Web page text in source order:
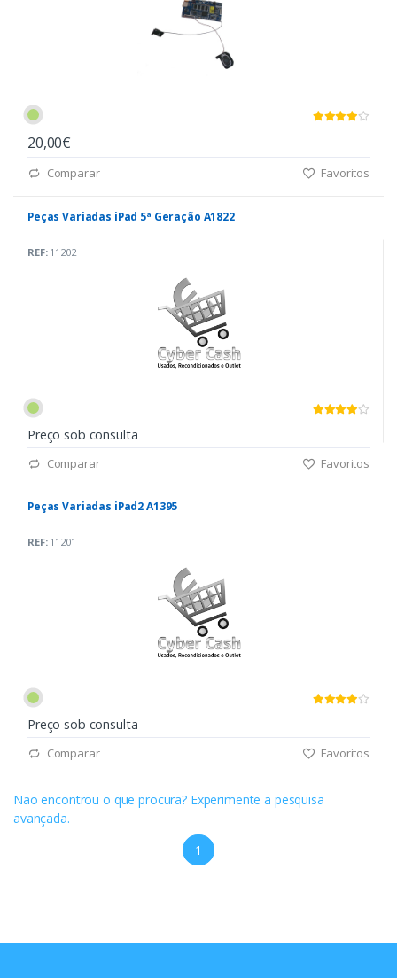
20,00€
Comparar Favoritos
Peças Variadas iPad 5ª Geração A1822
REF:11202
Preço sob consulta
Comparar Favoritos
Peças Variadas iPad2 A1395
REF:11201
Preço sob consulta
Comparar Favoritos
Não encontrou o que procura? Experimente a pesquisa
avançada.
1